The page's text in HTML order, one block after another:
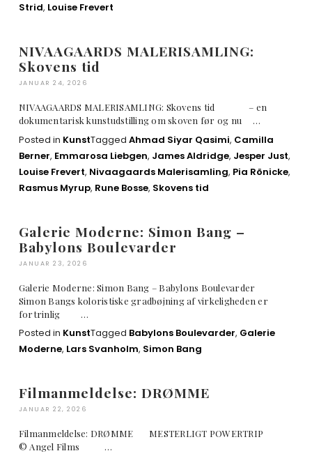
Strid, Louise Frevert
NIVAAGAARDS MALERISAMLING:
Skovens tid
JANUAR 24, 2026
NIVAAGAARDS MALERISAMLING: Skovens tid – en
dokumentarisk kunstudstilling om skoven før og nu …
Posted in KunstTagged Ahmad Siyar Qasimi, Camilla
Berner, Emmarosa Liebgen, James Aldridge, Jesper Just,
Louise Frevert, Nivaagaards Malerisamling, Pia Rönicke,
Rasmus Myrup, Rune Bosse, Skovens tid
Galerie Moderne: Simon Bang –
Babylons Boulevarder
JANUAR 23, 2026
Galerie Moderne: Simon Bang – Babylons Boulevarder
Simon Bangs koloristiske gradbøjning af virkeligheden er
fortrinlig …
Posted in KunstTagged Babylons Boulevarder, Galerie
Moderne, Lars Svanholm, Simon Bang
Filmanmeldelse: DRØMME
JANUAR 22, 2026
Filmanmeldelse: DRØMME MESTERLIGT POWERTRIP
© Angel Films …